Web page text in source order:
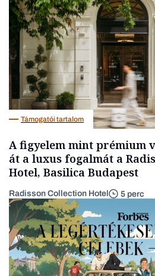
Társadalom
Támogatói tartalom
A figyelem mint prémium
át a luxus fogalmát a
Hotel, Basilica Budapest
Radisson Collection Hotel 5 perc